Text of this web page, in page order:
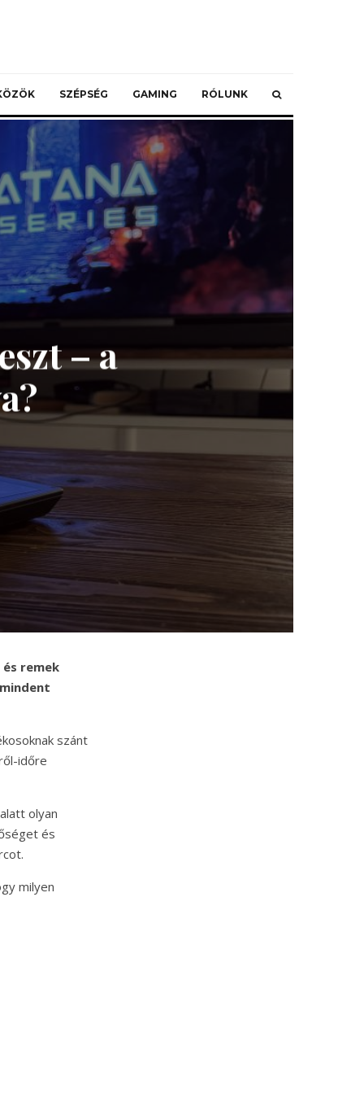
SZÉPSÉG GAMING RÓLUNK
– a
remek
szánt
időre
olyan
és
milyen